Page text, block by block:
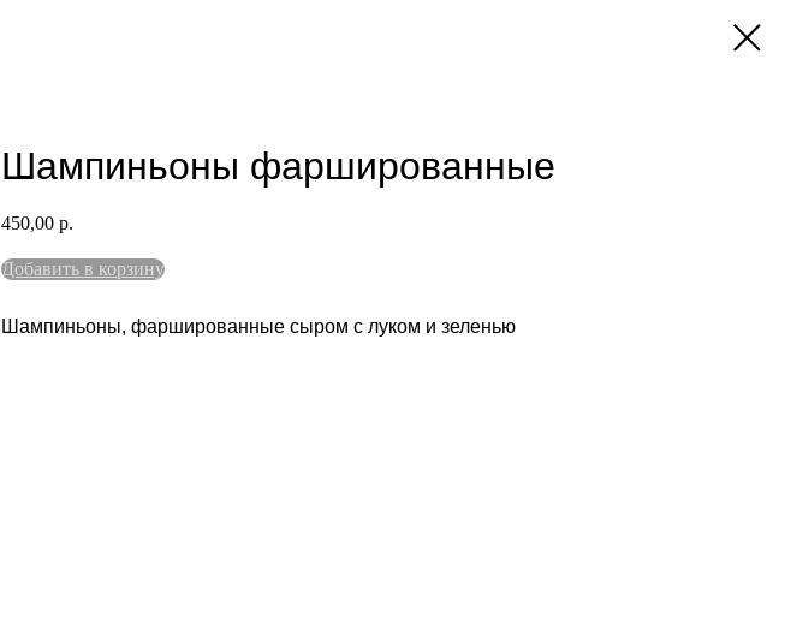
Шампиньоны фаршированные
450,00 р.
Добавить в корзину
Шампиньоны, фаршированные сыром с луком и зеленью